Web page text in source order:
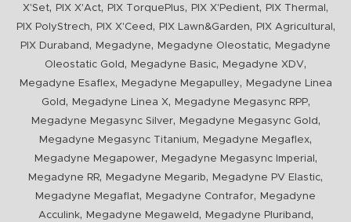
X'Set, PIX X'Act, PIX TorquePlus, PIX X'Pedient, PIX Thermal ,
PIX PolyStrech, PIX X'Ceed , PIX Lawn&Garden, PIX Agricultural ,
PIX Duraband , Megadyne, Megadyne Oleostatic,
Megadyne
Oleostatic Gold , Megadyne Basic, Megadyne XDV,
Megadyne Esaflex, Megadyne Megapulley,
Megadyne Linea
Gold , Megadyne Linea X, Megadyne Megasync RPP,
Megadyne Megasync Silver, Megadyne Megasync Gold ,
Megadyne Megasync Titanium, Megadyne Megaflex,
Megadyne Megapower, Megadyne Megasync Imperial ,
Megadyne RR, Megadyne Megarib, Megadyne PV Elastic,
Megadyne Megaflat, Megadyne Contrafor,
Megadyne
Acculink, Megadyne Megaweld , Megadyne Pluriband ,